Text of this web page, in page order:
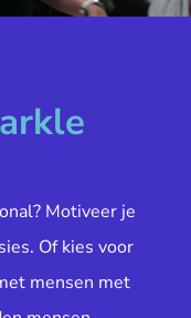
Motiveer je
Of kies voor
mensen met